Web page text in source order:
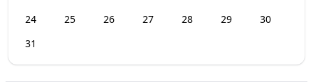
24
25 26 27 28 29
30
31